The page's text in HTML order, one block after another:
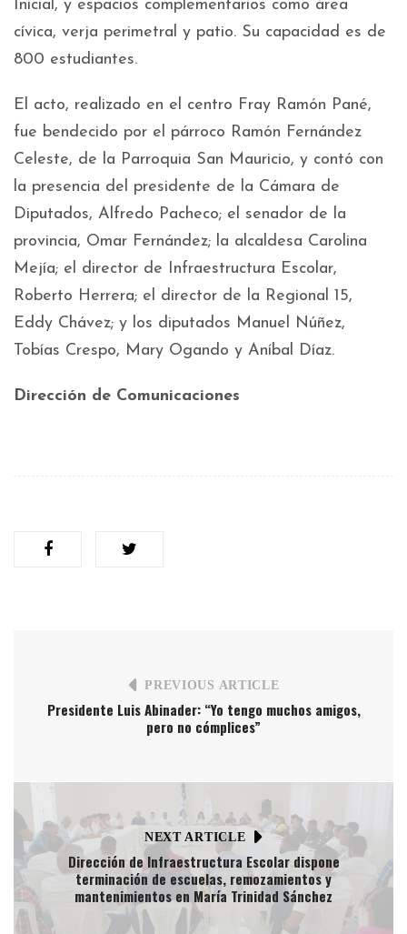
Inicial, y espacios complementarios como área
cívica, verja perimetral y patio. Su capacidad es de
800 estudiantes.
El acto, realizado en el centro Fray Ramón Pané,
fue bendecido por el párroco Ramón Fernández
Celeste, de la Parroquia San Mauricio, y contó con
la presencia del presidente de la Cámara de
Diputados, Alfredo Pacheco; el senador de la
provincia, Omar Fernández; la alcaldesa Carolina
Mejía; el director de Infraestructura Escolar,
Roberto Herrera; el director de la Regional 15,
Eddy Chávez; y los diputados Manuel Núñez,
Tobías Crespo, Mary Ogando y Aníbal Díaz.
Dirección de Comunicaciones
PREVIOUS ARTICLE
Presidente Luis Abinader: “Yo tengo muchos amigos,
pero no cómplices”
NEXT ARTICLE
Dirección de Infraestructura Escolar dispone
terminación de escuelas, remozamientos y
mantenimientos en María Trinidad Sánchez